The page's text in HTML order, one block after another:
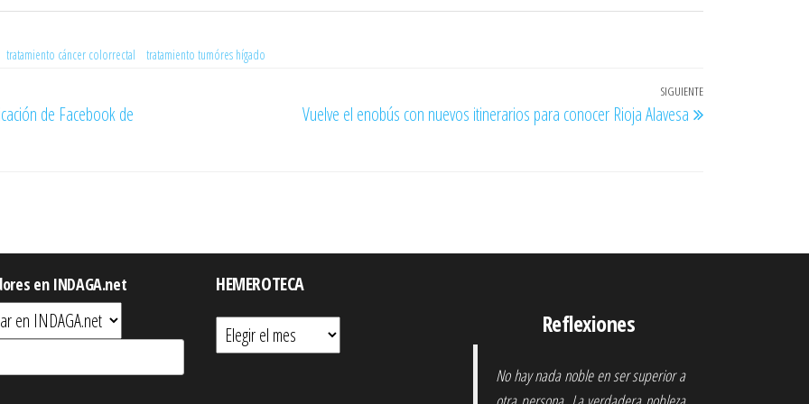
tratamiento cáncer colorrectal tratamiento tumóres hígado
de Facebook de
Entrada
siguiente
SIGUIENTE
Vuelve el enobús con nuevos itinerarios para conocer Rioja Alavesa
en INDAGA.net
HEMEROTECA
Hemeroteca
Reflexiones
No hay nada noble en ser superior a